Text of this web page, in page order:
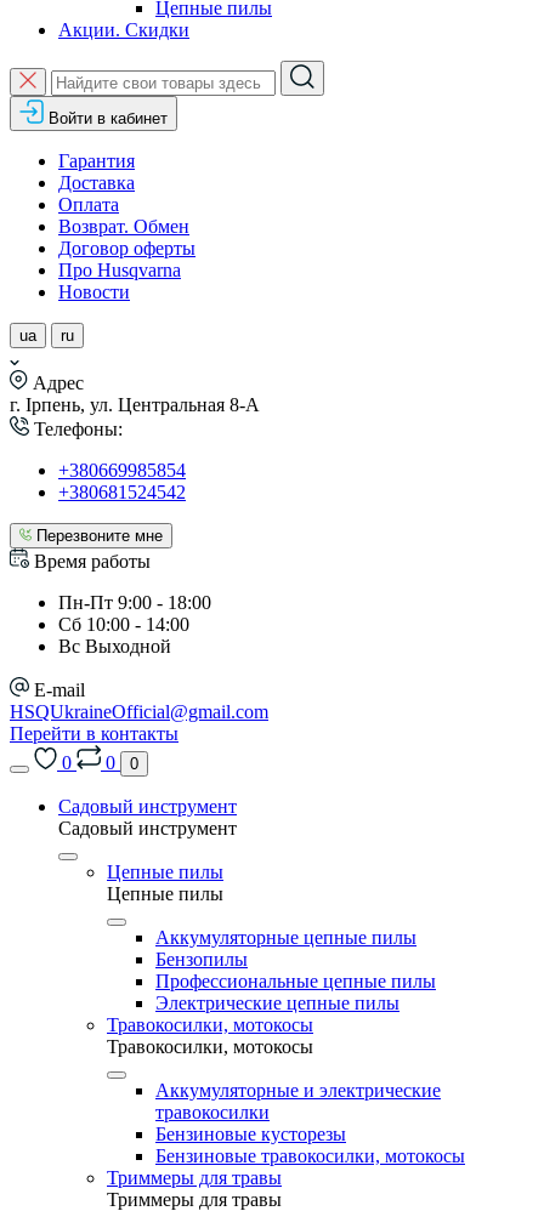
Цепные пилы
Акции. Скидки
Войти в кабинет
Гарантия
Доставка
Оплата
Возврат. Обмен
Договор оферты
Про Husqvarna
Новости
ua ru
Адрес
г. Ірпень, ул. Центральная 8-А
Телефоны:
+380669985854
+380681524542
Перезвоните мне
Время работы
Пн-Пт 9:00 - 18:00
Сб 10:00 - 14:00
Вс Выходной
E-mail
HSQUkraineOfficial@gmail.com
Перейти в контакты
0
0 0
Садовый инструмент
Садовый инструмент
Цепные пилы
Цепные пилы
Аккумуляторные цепные пилы
Бензопилы
Профессиональные цепные пилы
Электрические цепные пилы
Травокосилки, мотокосы
Травокосилки, мотокосы
Аккумуляторные и электрические
травокосилки
Бензиновые кусторезы
Бензиновые травокосилки, мотокосы
Триммеры для травы
Триммеры для травы